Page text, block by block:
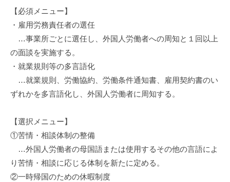
【必須メニュー】
・雇用労務責任者の選任
…事業所ごとに選任し、外国人労働者への周知と１回以上
の面談を実施する。
・就業規則等の多言語化
…就業規則、労働協約、労働条件通知書、雇用契約書のい
ずれかを多言語化し、外国人労働者に周知する。
【選択メニュー】
①苦情・相談体制の整備
…外国人労働者の母国語または使用するその他の言語によ
り苦情・相談に応じる体制を新たに定める。
②一時帰国のための休暇制度